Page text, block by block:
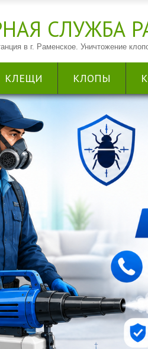
CЛУЖБА
в г. Раменское. Уничтожение
КЛЕЩИ КЛОПЫ